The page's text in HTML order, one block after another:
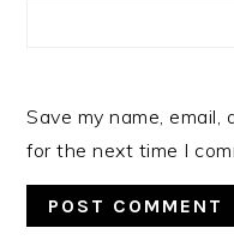
Save my name,
for the next time I